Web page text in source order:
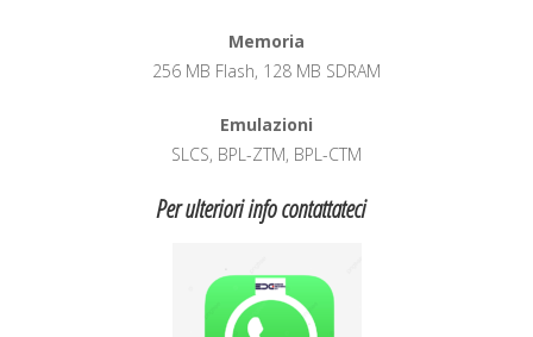
Memoria
256 MB Flash, 128 MB SDRAM
Emulazioni
SLCS, BPL-ZTM, BPL-CTM
Per ulteriori info contattateci